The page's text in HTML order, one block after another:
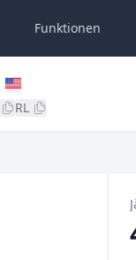
Funktionen
RL